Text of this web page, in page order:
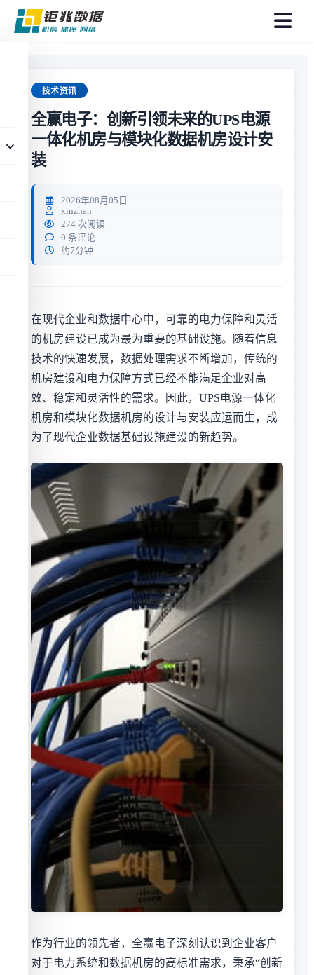
技术资讯
全赢电子：创新引领未来的UPS电源
一体化机房与模块化数据机房设计安
装
2026年08月05日
xinzhan
274 次阅读
0 条评论
约7分钟
在现代企业和数据中心中，可靠的电力保障和灵活
的机房建设已成为最为重要的基础设施。随着信息
技术的快速发展，数据处理需求不断增加，传统的
机房建设和电力保障方式已经不能满足企业对高
效、稳定和灵活性的需求。因此，UPS电源一体化
机房和模块化数据机房的设计与安装应运而生，成
为了现代企业数据基础设施建设的新趋势。
作为行业的领先者，全赢电子深刻认识到企业客户
对于电力系统和数据机房的高标准需求，秉承“创新